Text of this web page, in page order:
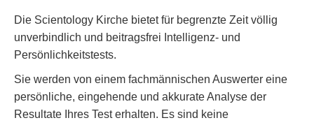
Die Scientology Kirche bietet für begrenzte Zeit völlig
unverbindlich und beitragsfrei Intelligenz- und
Persönlichkeitstests.
Sie werden von einem fachmännischen Auswerter eine
persönliche, eingehende und akkurate Analyse der
Resultate Ihres Test erhalten. Es sind keine